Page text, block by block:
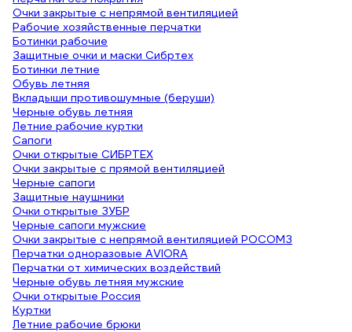
Очки закрытые с непрямой вентиляцией
Рабочие хозяйственные перчатки
Ботинки рабочие
Защитные очки и маски Сибртех
Ботинки летние
Обувь летняя
Вкладыши противошумные (беруши)
Черные обувь летняя
Летние рабочие куртки
Сапоги
Очки открытые СИБРТЕХ
Очки закрытые с прямой вентиляцией
Черные сапоги
Защитные наушники
Очки открытые ЗУБР
Черные сапоги мужские
Очки закрытые с непрямой вентиляцией РОСОМЗ
Перчатки одноразовые AVIORA
Перчатки от химических воздействий
Черные обувь летняя мужские
Очки открытые Россия
Куртки
Летние рабочие брюки